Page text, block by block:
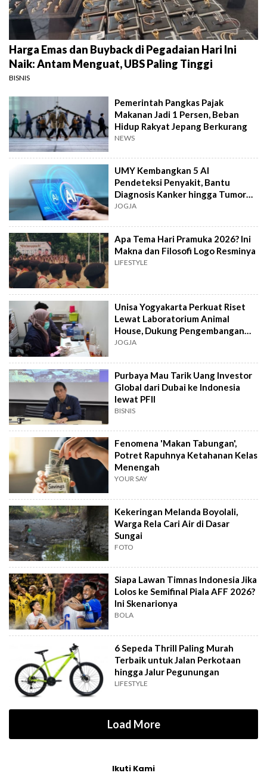
Harga Emas dan Buyback di Pegadaian Hari Ini
Naik: Antam Menguat, UBS Paling Tinggi
BISNIS
Pemerintah Pangkas Pajak
Makanan Jadi 1 Persen, Beban
Hidup Rakyat Jepang Berkurang
NEWS
UMY Kembangkan 5 AI
Pendeteksi Penyakit, Bantu
Diagnosis Kanker hingga Tumor
Otak Lebih Cepat
JOGJA
Apa Tema Hari Pramuka 2026? Ini
Makna dan Filosofi Logo Resminya
LIFESTYLE
Unisa Yogyakarta Perkuat Riset
Lewat Laboratorium Animal
House, Dukung Pengembangan
Kandidat Obat
JOGJA
Purbaya Mau Tarik Uang Investor
Global dari Dubai ke Indonesia
lewat PFII
BISNIS
Fenomena 'Makan Tabungan',
Potret Rapuhnya Ketahanan Kelas
Menengah
YOUR SAY
Kekeringan Melanda Boyolali,
Warga Rela Cari Air di Dasar
Sungai
FOTO
Siapa Lawan Timnas Indonesia Jika
Lolos ke Semifinal Piala AFF 2026?
Ini Skenarionya
BOLA
6 Sepeda Thrill Paling Murah
Terbaik untuk Jalan Perkotaan
hingga Jalur Pegunungan
LIFESTYLE
Load More
Ikuti Kami